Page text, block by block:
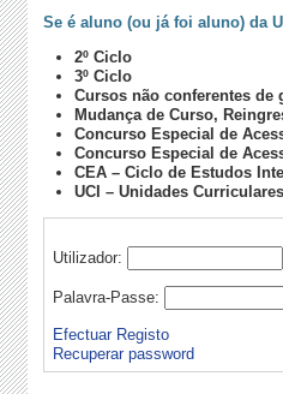
Se é aluno (ou já foi aluno) da
2º Ciclo
3º Ciclo
Cursos não conferentes de
Mudança de Curso,
Concurso Especial de
Concurso Especial de
CEA – Ciclo de Estudos
UCI – Unidades
Utilizador:
Palavra-Passe:
Efectuar Registo
Recuperar password